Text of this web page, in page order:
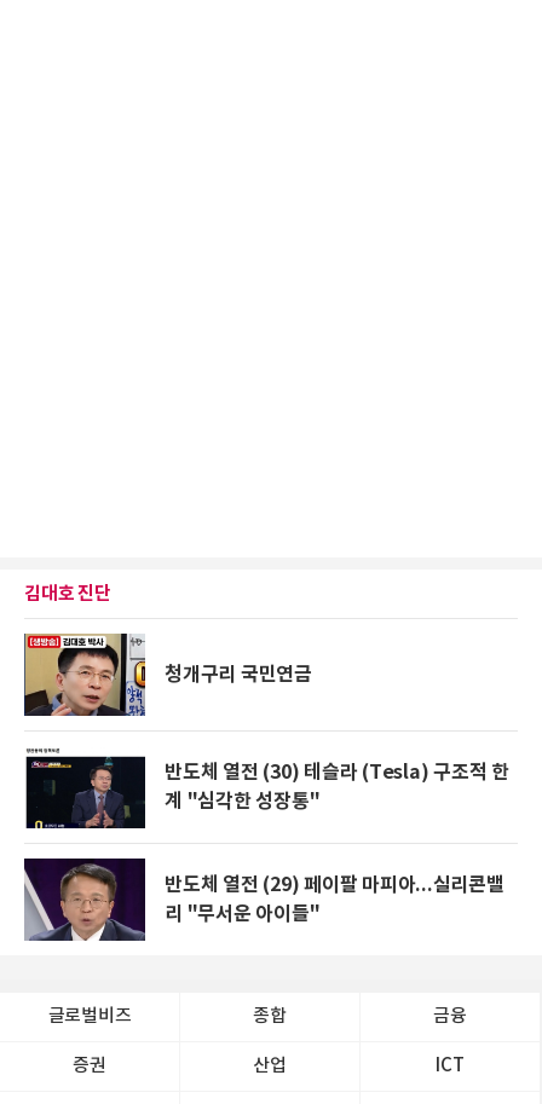
김대호 진단
청개구리 국민연금
반도체 열전 (30) 테슬라 (Tesla) 구조적 한
계 "심각한 성장통"
반도체 열전 (29) 페이팔 마피아...실리콘밸
리 "무서운 아이들"
글로벌비즈 종합 금융
증권 산업 ICT